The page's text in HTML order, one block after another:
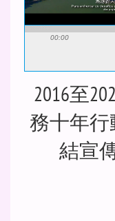
00:00
2016至
務十年
結宣